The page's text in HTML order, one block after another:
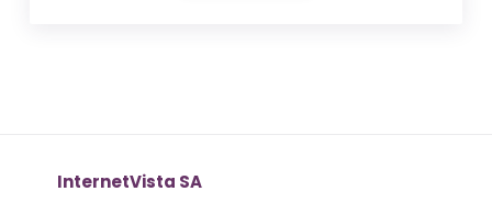
InternetVista SA